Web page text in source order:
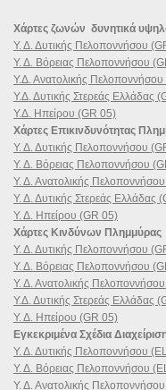
Χάρτες ζωνών δυνητικά
Υ. Δ. Δυτικής Πελοποννήσου
Υ. Δ. Βόρειας Πελοποννήσου
Υ.Δ. Ανατολικής
Υ.Δ. Δυτικής Στερεάς Ελλάδας
Υ.Δ. Ηπείρου (GR 05)
Χάρτες Επικινδυνότητας
Υ. Δ. Δυτικής Πελοποννήσου
Υ. Δ. Βόρειας Πελοποννήσου
Υ. Δ. Ανατολικής
Υ. Δ. Δυτικής Στερεάς Ελλάδας
Υ. Δ. Ηπείρου (GR 05)
Χάρτες Κινδύνων Πλημμύρας
Υ. Δ. Δυτικής Πελοποννήσου
Υ. Δ. Βόρειας Πελοποννήσου
Υ. Δ. Ανατολικής
Υ.Δ. Δυτικής Στερεάς Ελλάδας
Υ. Δ. Ηπείρου (GR 05)
Εγκεκριμένα Σχέδια
Υ. Δ. Δυτικής Πελοποννήσου
Υ. Δ. Βόρειας Πελοποννήσου
Υ. Δ. Ανατολικής